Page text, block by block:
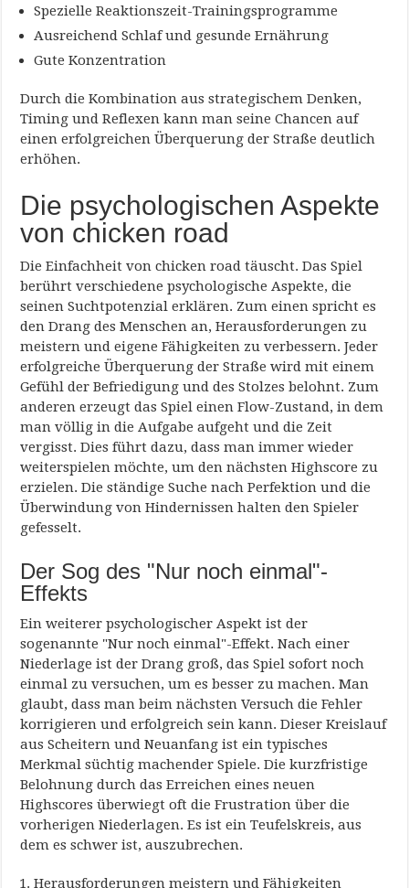
Spezielle Reaktionszeit-Trainingsprogramme
Ausreichend Schlaf und gesunde Ernährung
Gute Konzentration
Durch die Kombination aus strategischem Denken,
Timing und Reflexen kann man seine Chancen auf
einen erfolgreichen Überquerung der Straße deutlich
erhöhen.
Die psychologischen Aspekte
von chicken road
Die Einfachheit von chicken road täuscht. Das Spiel
berührt verschiedene psychologische Aspekte, die
seinen Suchtpotenzial erklären. Zum einen spricht es
den Drang des Menschen an, Herausforderungen zu
meistern und eigene Fähigkeiten zu verbessern. Jeder
erfolgreiche Überquerung der Straße wird mit einem
Gefühl der Befriedigung und des Stolzes belohnt. Zum
anderen erzeugt das Spiel einen Flow-Zustand, in dem
man völlig in die Aufgabe aufgeht und die Zeit
vergisst. Dies führt dazu, dass man immer wieder
weiterspielen möchte, um den nächsten Highscore zu
erzielen. Die ständige Suche nach Perfektion und die
Überwindung von Hindernissen halten den Spieler
gefesselt.
Der Sog des "Nur noch einmal"-
Effekts
Ein weiterer psychologischer Aspekt ist der
sogenannte "Nur noch einmal"-Effekt. Nach einer
Niederlage ist der Drang groß, das Spiel sofort noch
einmal zu versuchen, um es besser zu machen. Man
glaubt, dass man beim nächsten Versuch die Fehler
korrigieren und erfolgreich sein kann. Dieser Kreislauf
aus Scheitern und Neuanfang ist ein typisches
Merkmal süchtig machender Spiele. Die kurzfristige
Belohnung durch das Erreichen eines neuen
Highscores überwiegt oft die Frustration über die
vorherigen Niederlagen. Es ist ein Teufelskreis, aus
dem es schwer ist, auszubrechen.
Herausforderungen meistern und Fähigkeiten